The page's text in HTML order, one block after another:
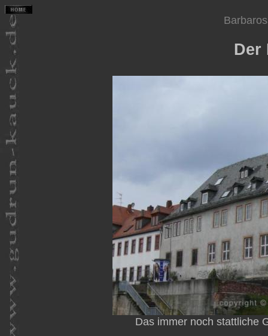
Der
Das immer noch stattliche